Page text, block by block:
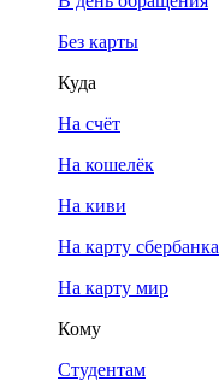
Без карты
Куда
На счёт
На кошелёк
На киви
На карту сбербанка
На карту мир
Кому
Студентам